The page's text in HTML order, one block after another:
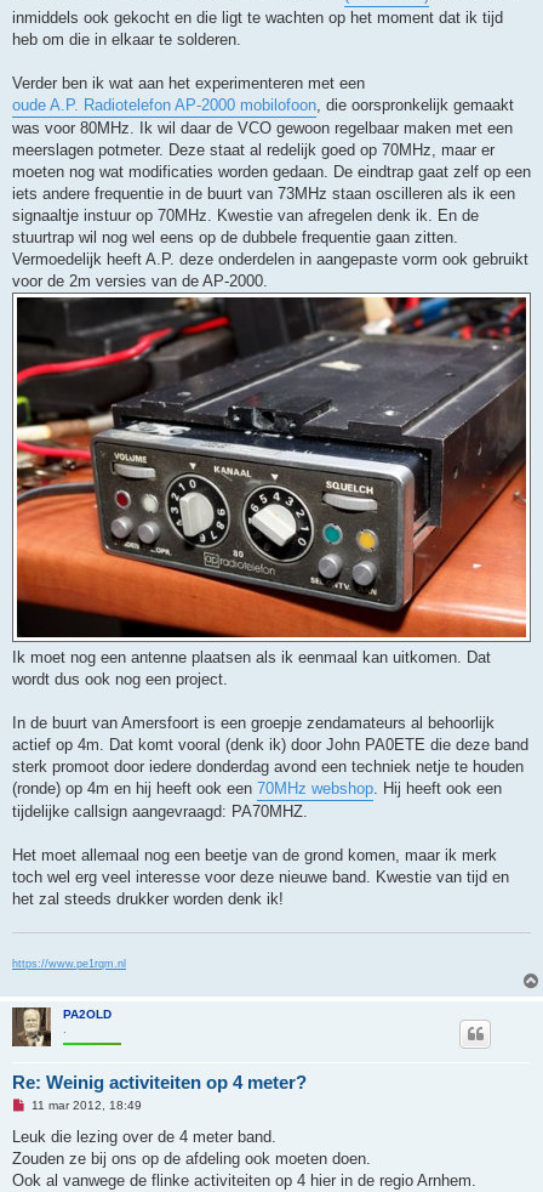
inmiddels ook gekocht en die ligt te wachten op het moment dat ik tijd
heb om die in elkaar te solderen.
Verder ben ik wat aan het experimenteren met een
oude A.P. Radiotelefon AP-2000 mobilofoon, die oorspronkelijk gemaakt
was voor 80MHz. Ik wil daar de VCO gewoon regelbaar maken met een
meerslagen potmeter. Deze staat al redelijk goed op 70MHz, maar er
moeten nog wat modificaties worden gedaan. De eindtrap gaat zelf op een
iets andere frequentie in de buurt van 73MHz staan oscilleren als ik een
signaaltje instuur op 70MHz. Kwestie van afregelen denk ik. En de
stuurtrap wil nog wel eens op de dubbele frequentie gaan zitten.
Vermoedelijk heeft A.P. deze onderdelen in aangepaste vorm ook gebruikt
voor de 2m versies van de AP-2000.
Ik moet nog een antenne plaatsen als ik eenmaal kan uitkomen. Dat
wordt dus ook nog een project.
In de buurt van Amersfoort is een groepje zendamateurs al behoorlijk
actief op 4m. Dat komt vooral (denk ik) door John PA0ETE die deze band
sterk promoot door iedere donderdag avond een techniek netje te houden
(ronde) op 4m en hij heeft ook een 70MHz webshop. Hij heeft ook een
tijdelijke callsign aangevraagd: PA70MHZ.
Het moet allemaal nog een beetje van de grond komen, maar ik merk
toch wel erg veel interesse voor deze nieuwe band. Kwestie van tijd en
het zal steeds drukker worden denk ik!
https://www.pe1rqm.nl
PA2OLD
Re: Weinig activiteiten op 4 meter?
O
g
l
e
11 mar 2012, 18:49
Leuk die lezing over de 4 meter band.
Zouden ze bij ons op de afdeling ook moeten doen.
Ook al vanwege de flinke activiteiten op 4 hier in de regio Arnhem.